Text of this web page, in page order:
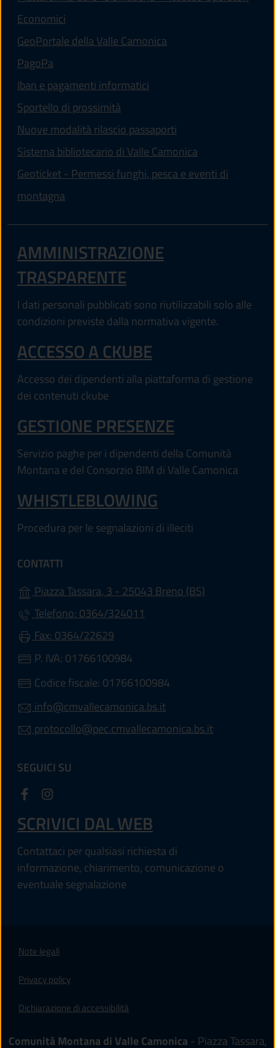
Economici
GeoPortale della Valle Camonica
PagoPa
Iban e pagamenti informatici
Sportello di prossimità
Nuove modalità rilascio passaporti
Sistema bibliotecario di Valle Camonica
Geoticket - Permessi funghi, pesca e eventi di
montagna
AMMINISTRAZIONE
TRASPARENTE
I dati personali pubblicati sono riutilizzabili solo alle
condizioni previste dalla normativa vigente.
ACCESSO A CKUBE
Accesso dei dipendenti alla piattaforma di gestione
dei contenuti ckube
GESTIONE PRESENZE
Servizio paghe per i dipendenti della Comunità
Montana e del Consorzio BIM di Valle Camonica
WHISTLEBLOWING
Procedura per le segnalazioni di illeciti
CONTATTI
Piazza Tassara, 3 - 25043 Breno (BS)
Telefono: 0364/324011
Fax: 0364/22629
P. IVA: 01766100984
Codice fiscale: 01766100984
info@cmvallecamonica.bs.it
protocollo@pec.cmvallecamonica.bs.it
SEGUICI SU
SCRIVICI DAL WEB
Contattaci per qualsiasi richiesta di
informazione, chiarimento, comunicazione o
eventuale segnalazione
Note legali
Privacy policy
Dichiarazione di accessibilità
Comunità Montana di Valle Camonica- Piazza Tassara,